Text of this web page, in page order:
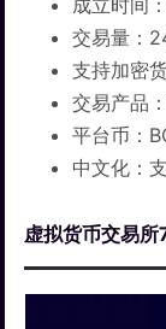
交易量：
支持加密
交易产品
平台币：
中文化：
虚拟货币交易